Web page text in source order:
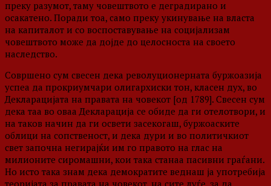
преку разумот, таму човештвото е деградирано и
осакатено. Поради тоа, само преку укинување на власта
на капиталот и со воспоставување на социјализам
човештвото може да дојде до целосноста на своето
наследство.
Совршено сум свесен дека револуционерната буржоазија
успеа да прокриумчари олигархиски тон, класен дух, во
Декларацијата на правата на човекот [од 1789]. Свесен сум
дека таа во оваа Декларација се обиде да ги отелотвори, и
на таков начин да ги освети засекогаш, буржоаските
облици на сопственост, и дека дури и во политичкиот
свет започна негирајќи им го правото на глас на
милионите сиромашни, кои така станаа пасивни граѓани.
Но исто така знам дека демократите веднаш ја употребија